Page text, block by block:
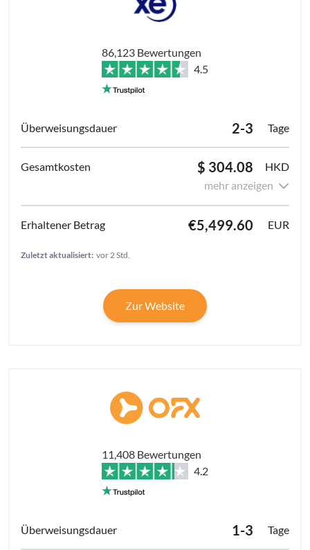
86,123 Bewertungen
4.5
2-3 Tage
$ 304.08
HKD
mehr anzeigen
€5,499.60 EUR
Zuletzt aktualisiert: vor 2 Std.
Zur Website
11,408 Bewertungen
4.2
1-3 Tage